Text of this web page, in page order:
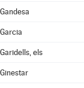
Gandesa
Garcia
Garidells, els
Ginestar